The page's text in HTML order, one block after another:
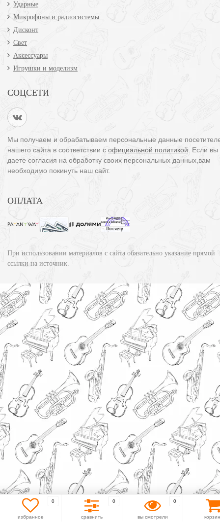
Ударные
Микрофоны и радиосистемы
Дисконт
Свет
Аксессуары
Игрушки и моделизм
СОЦСЕТИ
Мы получаем и обрабатываем персональные данные
нашего сайта в соответствии с официальной политикой . Если
даете согласия на обработку своих персональных данных,вам
необходимо покинуть наш сайт.
ОПЛАТА
При использовании материалов с сайта обязательно указание прямой
ссылки на источник.
0
избранное
0
сравнить
0
вы смотрели